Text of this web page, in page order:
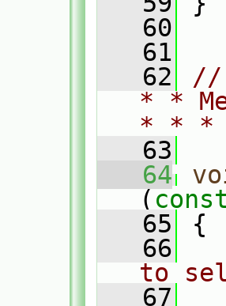
   60
   61
   62
//
* *
* *
   63
   64
(
   65
{
   66
to
   67